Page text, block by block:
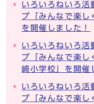
いろいろねいろ
プ「みんなで楽し
を開催しました！
いろいろねいろ
プ「みんなで楽
崎小学校」を開催
いろいろねいろ
プ「みんなで楽